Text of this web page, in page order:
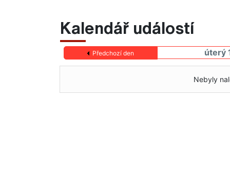
Kalendář událostí
Předchozí den úterý
Nebyly